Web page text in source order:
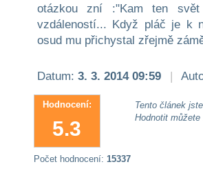
otázkou zní :"Kam ten
vzdáleností... Když pláč je k
osud mu přichystal zřejmě
Datum: 3. 3. 2014 09:59 |
Hodnocení:
5.3
Tento článek
Hodnotit
Počet hodnocení: 15337